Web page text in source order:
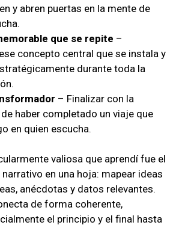
y abren puertas en la mente de
que se repite –
concepto central que se instala y
durante toda la
– Finalizar con la
haber completado un viaje que
en quien escucha.
valiosa que aprendí fue el
en una hoja: mapear ideas
anécdotas y datos relevantes.
de forma coherente,
el principio y el final hasta